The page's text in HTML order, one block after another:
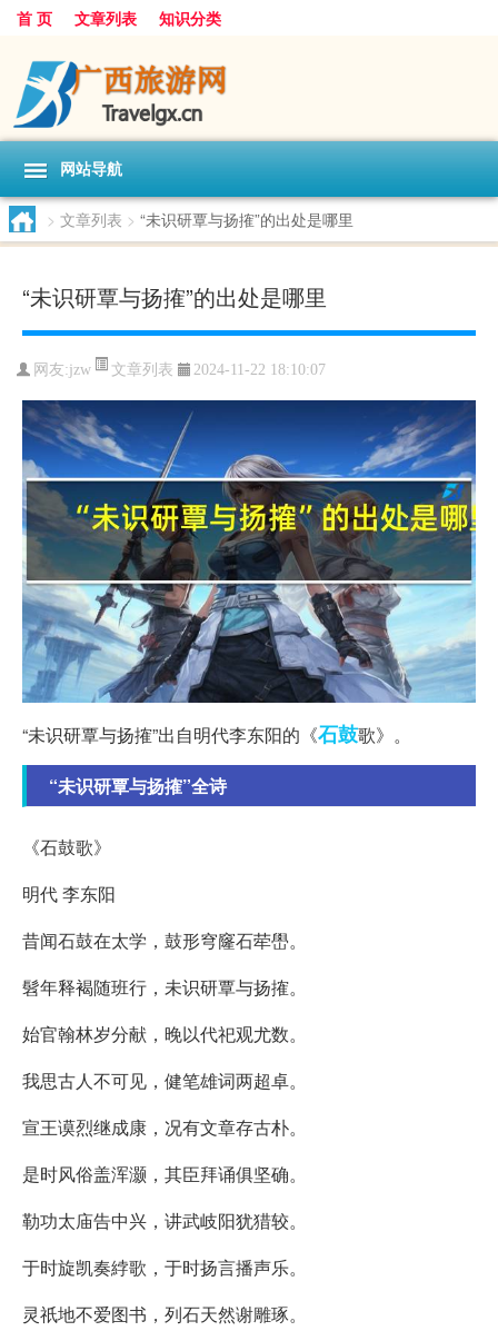
首 页 文章列表 知识分类
网站导航
> 文章列表 > “未识研覃与扬搉”的出处是哪里
“未识研覃与扬搉”的出处是哪里
网友:jzw 文章列表 2024-11-22 18:10:07
“未识研覃与扬搉”出自明代李东阳的《石鼓歌》。
“未识研覃与扬搉”全诗
《石鼓歌》
明代 李东阳
昔闻石鼓在太学，鼓形穹窿石荦嶨。
髫年释褐随班行，未识研覃与扬搉。
始官翰林岁分献，晚以代祀观尤数。
我思古人不可见，健笔雄词两超卓。
宣王谟烈继成康，况有文章存古朴。
是时风俗盖浑灏，其臣拜诵俱坚确。
勒功太庙告中兴，讲武岐阳犹猎较。
于时旋凯奏綍歌，于时扬言播声乐。
灵祇地不爱图书，列石天然谢雕琢。